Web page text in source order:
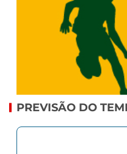
PREVISÃO DO